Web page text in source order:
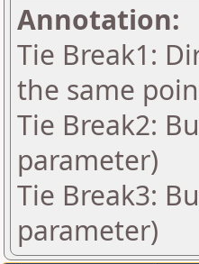
Annotation:
Tie Break1:
the same
Tie Break2:
parameter)
Tie Break3:
parameter)